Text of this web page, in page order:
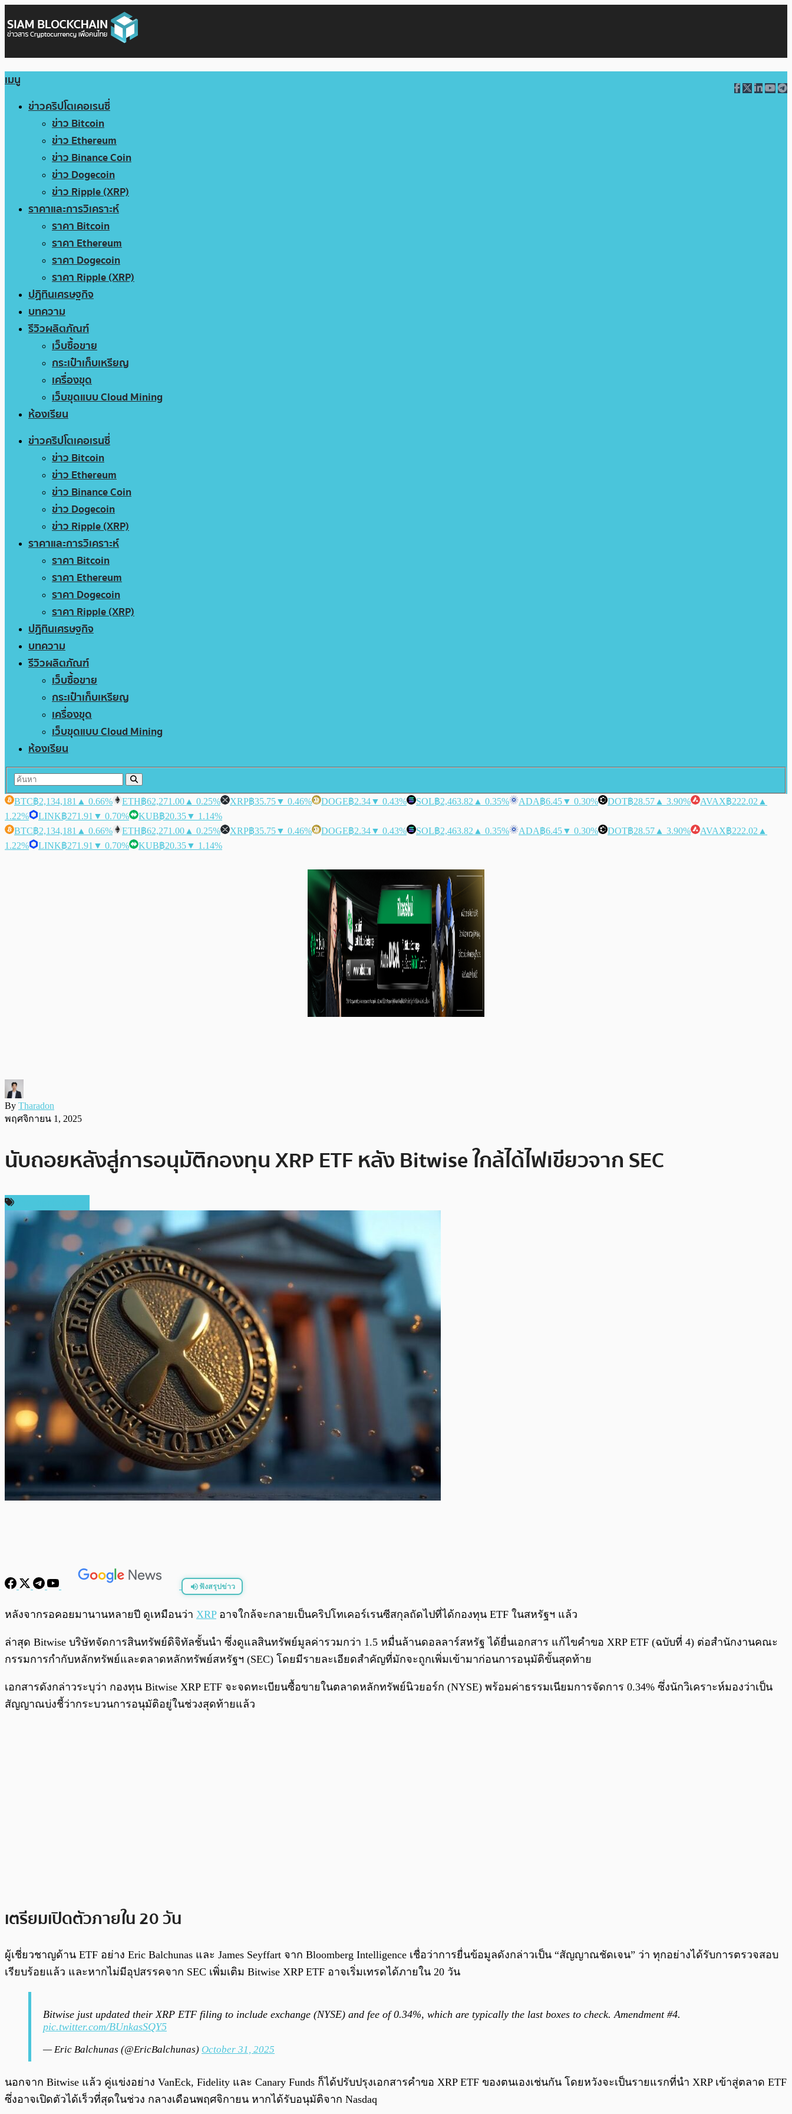
เมนู
ข่าวคริปโตเคอเรนซี่
ข่าว Bitcoin
ข่าว Ethereum
ข่าว Binance Coin
ข่าว Dogecoin
ข่าว Ripple (XRP)
ราคาและการวิเคราะห์
ราคา Bitcoin
ราคา Ethereum
ราคา Dogecoin
ราคา Ripple (XRP)
ปฏิทินเศรษฐกิจ
บทความ
รีวิวผลิตภัณฑ์
เว็บซื้อขาย
กระเป๋าเก็บเหรียญ
เครื่องขุด
เว็บขุดแบบ Cloud Mining
ห้องเรียน
ข่าวคริปโตเคอเรนซี่
ข่าว Bitcoin
ข่าว Ethereum
ข่าว Binance Coin
ข่าว Dogecoin
ข่าว Ripple (XRP)
ราคาและการวิเคราะห์
ราคา Bitcoin
ราคา Ethereum
ราคา Dogecoin
ราคา Ripple (XRP)
ปฏิทินเศรษฐกิจ
บทความ
รีวิวผลิตภัณฑ์
เว็บซื้อขาย
กระเป๋าเก็บเหรียญ
เครื่องขุด
เว็บขุดแบบ Cloud Mining
ห้องเรียน
BTC฿2,134,181 ▲ 0.66% ETH฿62,271.00 ▲ 0.25% XRP฿35.75▼ 0.46% DOGE฿2.34▼ 0.43% SOL฿2,463.82 ▲ 0.35% ADA฿6.45▼ 0.30% DOT฿28.57 ▲ 3.90% AVAX฿222.02 ▲
1.22%
LINK฿271.91 ▼ 0.70% KUB฿20.35▼ 1.14%
BTC฿2,134,181 ▲ 0.66% ETH฿62,271.00 ▲ 0.25% XRP฿35.75▼ 0.46% DOGE฿2.34▼ 0.43% SOL฿2,463.82 ▲ 0.35% ADA฿6.45▼ 0.30% DOT฿28.57 ▲ 3.90% AVAX฿222.02 ▲
1.22%
LINK฿271.91 ▼ 0.70% KUB฿20.35▼ 1.14%
By Tharadon
พฤศจิกายน 1, 2025
นับถอยหลังสู่การอนุมัติกองทุน XRP ETF หลัง Bitwise ใกล้ได้ไฟเขียวจาก SEC
ฟังสรุปข่าว
หลังจากรอคอยมานานหลายปี ดูเหมือนว่า XRPอาจใกล้จะกลายเป็นคริปโทเคอร์เรนซีสกุลถัดไปที่ได้กองทุน ETF ในสหรัฐฯ แล้ว
ล่าสุด Bitwise บริษัทจัดการสินทรัพย์ดิจิทัลชั้นนำ ซึ่งดูแลสินทรัพย์มูลค่ารวมกว่า 1.5 หมื่นล้านดอลลาร์สหรัฐ ได้ยื่นเอกสาร แก้ไขคำขอ XRP ETF (ฉบับที่ 4) ต่อสำนักงานคณะ
กรรมการกำกับหลักทรัพย์และตลาดหลักทรัพย์สหรัฐฯ (SEC) โดยมีรายละเอียดสำคัญที่มักจะถูกเพิ่มเข้ามาก่อนการอนุมัติขั้นสุดท้าย
เอกสารดังกล่าวระบุว่า กองทุน Bitwise XRP ETF จะจดทะเบียนซื้อขายในตลาดหลักทรัพย์นิวยอร์ก (NYSE) พร้อมค่าธรรมเนียมการจัดการ 0.34% ซึ่งนักวิเคราะห์มองว่าเป็น
สัญญาณบ่งชี้ว่ากระบวนการอนุมัติอยู่ในช่วงสุดท้ายแล้ว
เตรียมเปิดตัวภายใน 20 วัน
ผู้เชี่ยวชาญด้าน ETF อย่าง Eric Balchunas และ James Seyffart จาก Bloomberg Intelligence เชื่อว่าการยื่นข้อมูลดังกล่าวเป็น “สัญญาณชัดเจน” ว่า ทุกอย่างได้รับการตรวจสอบ
เรียบร้อยแล้ว และหากไม่มีอุปสรรคจาก SEC เพิ่มเติม Bitwise XRP ETF อาจเริ่มเทรดได้ภายใน 20 วัน
Bitwise just updated their XRP ETF filing to include exchange (NYSE) and fee of 0.34%, which are typically the last boxes to check. Amendment #4.
pic.twitter.com/BUnkasSQY5
— Eric Balchunas (@EricBalchunas) October 31, 2025
นอกจาก Bitwise แล้ว คู่แข่งอย่าง VanEck, Fidelity และ Canary Funds ก็ได้ปรับปรุงเอกสารคำขอ XRP ETF ของตนเองเช่นกัน โดยหวังจะเป็นรายแรกที่นำ XRP เข้าสู่ตลาด ETF
ซึ่งอาจเปิดตัวได้เร็วที่สุดในช่วง กลางเดือนพฤศจิกายน หากได้รับอนุมัติจาก Nasdaq